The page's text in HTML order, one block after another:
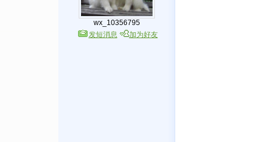
wx_10356795
发短消息
加为好友